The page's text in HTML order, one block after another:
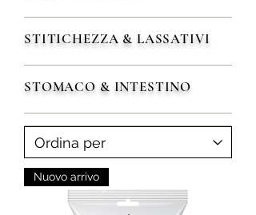
STITICHEZZA & LASSATIVI
STOMACO & INTESTINO
Nuovo arrivo